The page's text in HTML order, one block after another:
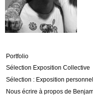
Portfolio
Sélection Exposition Collective
Sélection : Exposition
Nous écrire à propos de